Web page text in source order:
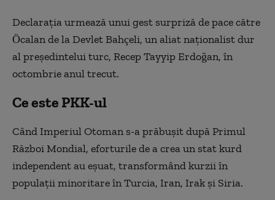
Declarația urmează unui gest surpriză de pace către
Öcalan de la Devlet Bahçeli, un aliat naționalist dur
al președintelui turc, Recep Tayyip Erdoğan, în
octombrie anul trecut.
Ce este PKK-ul
Când Imperiul Otoman s-a prăbușit dupăPrimul
RăzboiMondial, eforturile de a crea un stat kurd
independent au eșuat, transformând kurzii în
populații minoritare în Turcia, Iran, Irak și Siria.